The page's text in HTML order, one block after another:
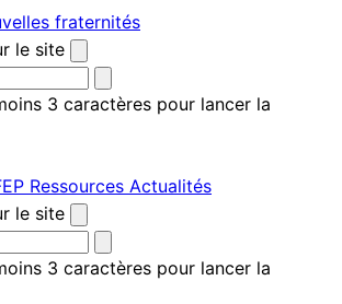
le site
3 caractères pour lancer la
Ressources Actualités
le site
3 caractères pour lancer la